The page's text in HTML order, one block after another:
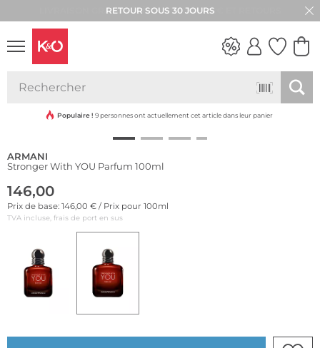
RETOUR SOUS 30 JOURS
VIBES
Populaire ! 9 personnes ont actuellement cet article dans leur panier
ARMANI
Stronger With YOU Parfum 100ml
146,00
Prix de base: 146,00 € / Prix pour 100ml
TVA incluse, frais de port en sus